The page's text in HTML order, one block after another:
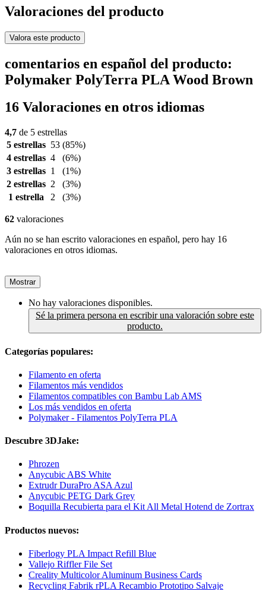
Valoraciones del producto
Valora este producto
comentarios en español del producto:
Polymaker PolyTerra PLA Wood Brown
16 Valoraciones en otros idiomas
4,7 de 5 estrellas
5 estrellas 53 (85%)
4 estrellas 4
(6%)
3 estrellas 1
(1%)
2 estrellas 2
(3%)
1 estrella
2 (3%)
62 valoraciones
Aún no se han escrito valoraciones en español, pero hay 16
valoraciones en otros idiomas.
Mostrar
No hay valoraciones disponibles.
Sé la primera persona en escribir una valoración sobre este
producto.
Categorías populares:
Filamento en oferta
Filamentos más vendidos
Filamentos compatibles con Bambu Lab AMS
Los más vendidos en oferta
Polymaker - Filamentos PolyTerra PLA
Descubre 3DJake:
Phrozen
Anycubic ABS White
Extrudr DuraPro ASA Azul
Anycubic PETG Dark Grey
Boquilla Recubierta para el Kit All Metal Hotend de Zortrax
Productos nuevos:
Fiberlogy PLA Impact Refill Blue
Vallejo Riffler File Set
Creality Multicolor Aluminum Business Cards
Recycling Fabrik rPLA Recambio Prototipo Salvaje